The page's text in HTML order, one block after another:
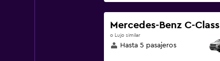
Mercedes-Benz C-Class
o Lujo similar
Hasta 5 pasajeros